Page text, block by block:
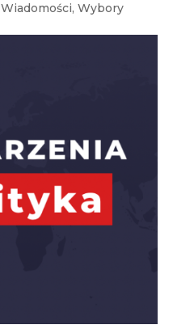
Wiadomości, Wybory